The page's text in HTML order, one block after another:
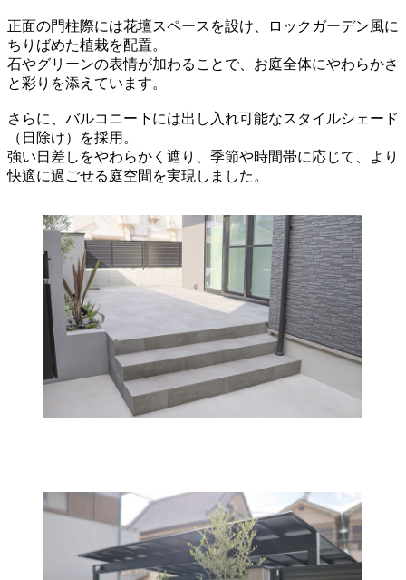
正面の門柱際には花壇スペースを設け、ロックガーデン風に
ちりばめた植栽を配置。
石やグリーンの表情が加わることで、お庭全体にやわらかさ
と彩りを添えています。
さらに、バルコニー下には出し入れ可能なスタイルシェード
（日除け）を採用。
強い日差しをやわらかく遮り、季節や時間帯に応じて、より
快適に過ごせる庭空間を実現しました。